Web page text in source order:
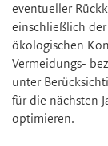
eventueller
einschließlich
ökologischen
Vermeidungs-
unter
für die nächsten
optimieren.